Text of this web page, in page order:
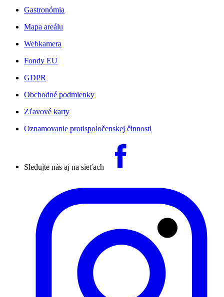
Gastronómia
Mapa areálu
Webkamera
Fondy EU
GDPR
Obchodné podmienky
Zľavové karty
Oznamovanie protispoločenskej činnosti
Sledujte nás aj na sieťach